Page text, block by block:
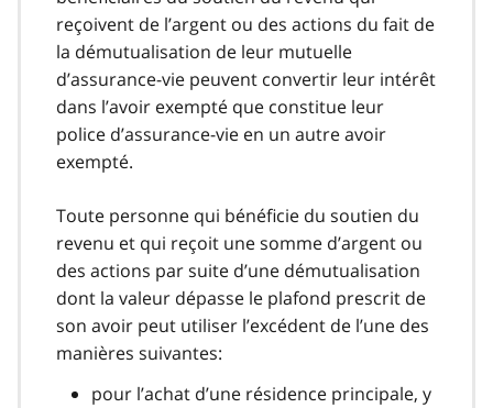
reçoivent de l’argent ou des actions du fait de
la démutualisation de leur mutuelle
d’assurance-vie peuvent convertir leur intérêt
dans l’avoir exempté que constitue leur
police d’assurance-vie en un autre avoir
exempté.
Toute personne qui bénéficie du soutien du
revenu et qui reçoit une somme d’argent ou
des actions par suite d’une démutualisation
dont la valeur dépasse le plafond prescrit de
son avoir peut utiliser l’excédent de l’une des
manières suivantes:
pour l’achat d’une résidence principale, y